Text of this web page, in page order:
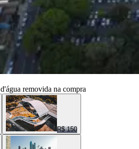
removida na compra
R$ 150